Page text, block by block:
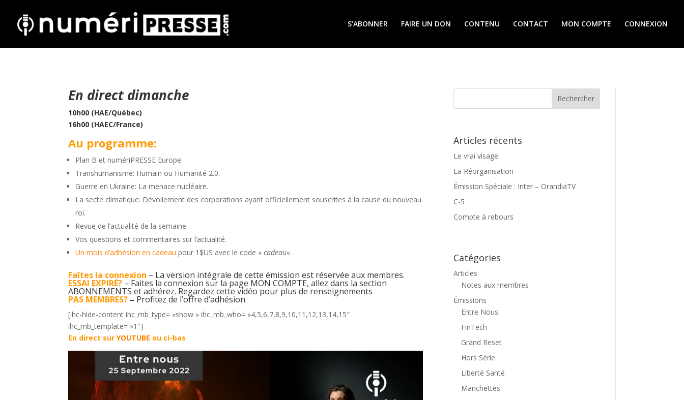
S’ABONNER FAIRE UN DON CONTENU CONTACT MON COMPTE CONNEXION
En direct dimanche
10h00 (HAE/Québec)
16h00 (HAEC/France)
Au programme:
Plan B et numériPRESSE Europe.
Transhumanisme: Humain ou Humanité 2.0.
Guerre en Ukraine: La menace nucléaire.
La secte climatique: Dévoilement des corporations ayant officiellement souscrites à la cause du nouveau
roi.
Revue de l’actualité de la semaine.
Vos questions et commentaires sur l’actualité.
Un mois d’adhésion en cadeau pour 1$US avec le code «cadeau« .
Faîtes la connexion – La version intégrale de cette émission est réservée aux membres.
ESSAI EXPIRÉ? – Faites la connexion sur la page MON COMPTE, allez dans la section
ABONNEMENTS et adhérez. Regardez cette vidéo pour plus de renseignements
PAS MEMBRES? – Profitez de l’offre d’adhésion
[ihc-hide-content ihc_mb_type= »show » ihc_mb_who= »4,5,6,7,8,9,10,11,12,13,14,15″
ihc_mb_template= »1″]
En direct surYOUTUBE ou ci-bas
Articles récents
Le vrai visage
La Réorganisation
Émission Spéciale : Inter – OrandiaTV
C-5
Compte à rebours
Catégories
Articles
Notes aux membres
Émissions
Entre Nous
FinTech
Grand Reset
Hors Série
Liberté Santé
Manchettes